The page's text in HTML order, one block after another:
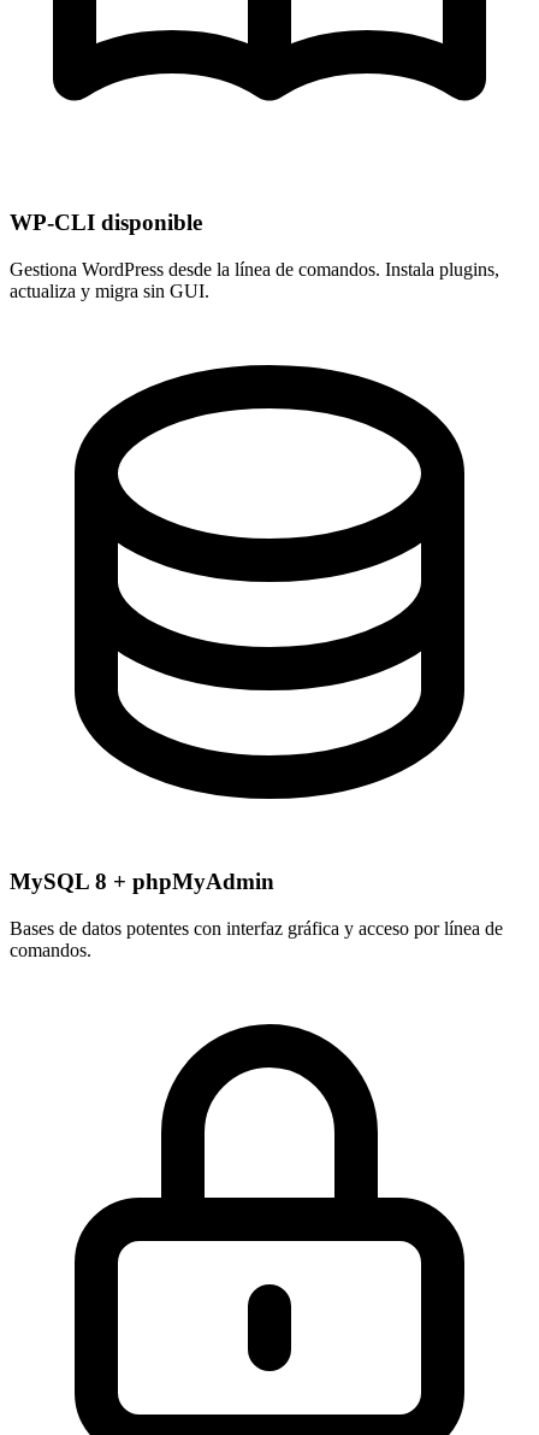
WP-CLI disponible
Gestiona WordPress desde la línea de comandos. Instala plugins,
actualiza y migra sin GUI.
MySQL 8 + phpMyAdmin
Bases de datos potentes con interfaz gráfica y acceso por línea de
comandos.